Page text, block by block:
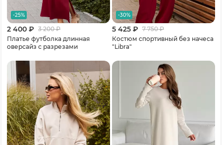
-25%
2 400 ₽ 3 200₽
Платье футболка длинная
оверсайз с разрезами
-30%
5 425 ₽ 7 750₽
Костюм спортивный без начеса
"Libra"